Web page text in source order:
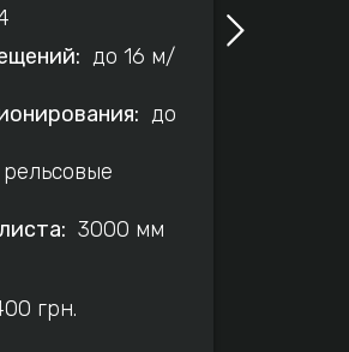
до 16 м/
до
рельсовые
3000 мм
грн.